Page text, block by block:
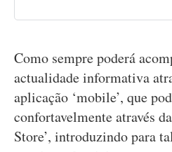
Como sempre poderá
actualidade informativa
aplicação ‘mobile’, que
confortavelmente através
Store’, introduzindo para